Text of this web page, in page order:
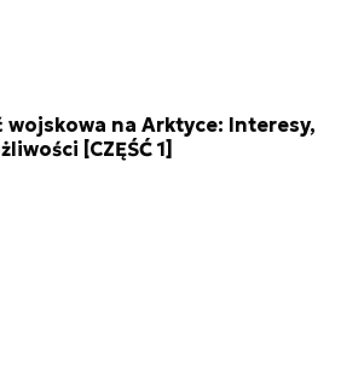
wojskowa na Arktyce: Interesy,
[CZĘŚĆ 1]